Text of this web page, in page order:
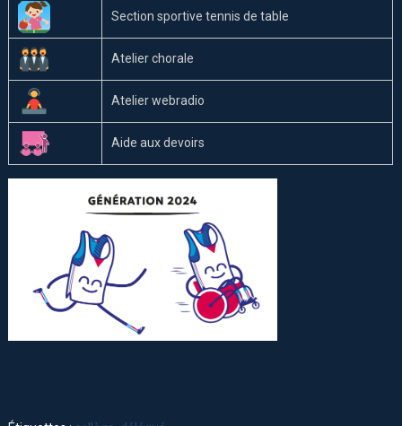
Section sportive tennis de table
Atelier chorale
Atelier webradio
Aide aux devoirs